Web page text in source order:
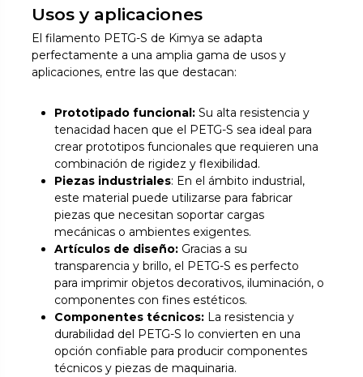
Usos y aplicaciones
El filamento PETG-S de Kimya se adapta
perfectamente a una amplia gama de usos y
aplicaciones, entre las que destacan:
Prototipado funcional: Su alta resistencia y
tenacidad hacen que el PETG-S sea ideal para
crear prototipos funcionales que requieren una
combinación de rigidez y flexibilidad.
Piezas industriales: En el ámbito industrial,
este material puede utilizarse para fabricar
piezas que necesitan soportar cargas
mecánicas o ambientes exigentes.
Artículos de diseño: Gracias a su
transparencia y brillo, el PETG-S es perfecto
para imprimir objetos decorativos, iluminación, o
componentes con fines estéticos.
Componentes técnicos: La resistencia y
durabilidad del PETG-S lo convierten en una
opción confiable para producir componentes
técnicos y piezas de maquinaria.